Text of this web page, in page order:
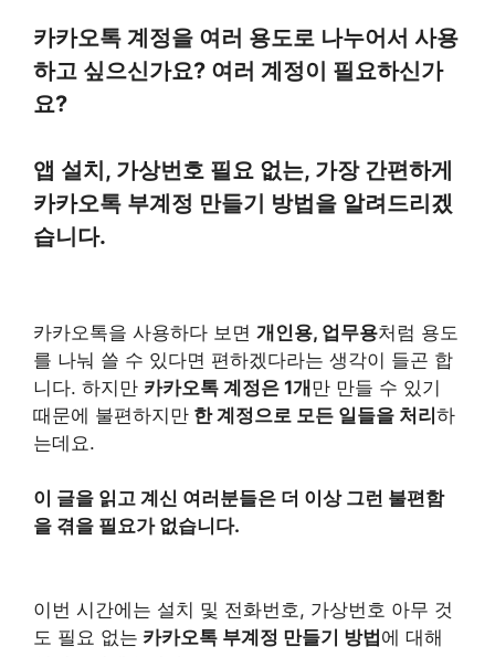
카카오톡 계정을 여러 용도로 나누어서 사용
하고 싶으신가요? 여러 계정이 필요하신가
요?
앱 설치, 가상번호 필요 없는, 가장 간편하게
카카오톡 부계정 만들기 방법을 알려드리겠
습니다.
카카오톡을 사용하다 보면 개인용, 업무용처럼 용도
를 나눠 쓸 수 있다면 편하겠다라는 생각이 들곤 합
니다. 하지만 카카오톡 계정은 1개만 만들 수 있기
때문에 불편하지만 한 계정으로 모든 일들을 처리하
는데요.
이 글을 읽고 계신 여러분들은 더 이상 그런 불편함
을 겪을 필요가 없습니다.
이번 시간에는 설치 및 전화번호, 가상번호 아무 것
도 필요 없는 카카오톡 부계정 만들기 방법에 대해